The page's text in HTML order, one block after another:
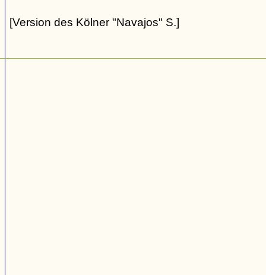
[Version des Kölner "Navajos" S.]